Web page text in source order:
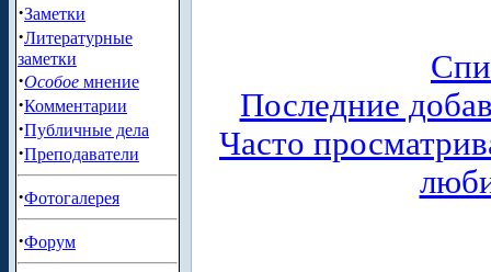
·Заметки
·Литературные
заметки
·Особое мнение
·Комментарии
·Публичные дела
·Преподаватели
·Фотогалерея
·Форум
Последние
Часто